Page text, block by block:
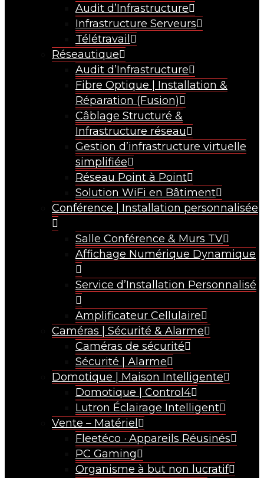
Audit d’Infrastructure
Infrastructure Serveurs
Télétravail
Réseautique
Audit d’Infrastructure
Fibre Optique | Installation &
Réparation (Fusion)
Câblage Structuré &
Infrastructure réseau
Gestion d’infrastructure virtuelle
simplifiée
Réseau Point à Point
Solution WiFi en Bâtiment
Conférence | Installation personnalisée
Salle Conférence & Murs TV
Affichage Numérique Dynamique
Service d’Installation Personnalisé
Amplificateur Cellulaire
Caméras | Sécurité & Alarme
Caméras de sécurité
Sécurité | Alarme
Domotique | Maison Intelligente
Domotique | Control4
Lutron Éclairage Intelligent
Vente – Matériel
Fleetéco · Appareils Réusinés
PC Gaming
Organisme à but non lucratif